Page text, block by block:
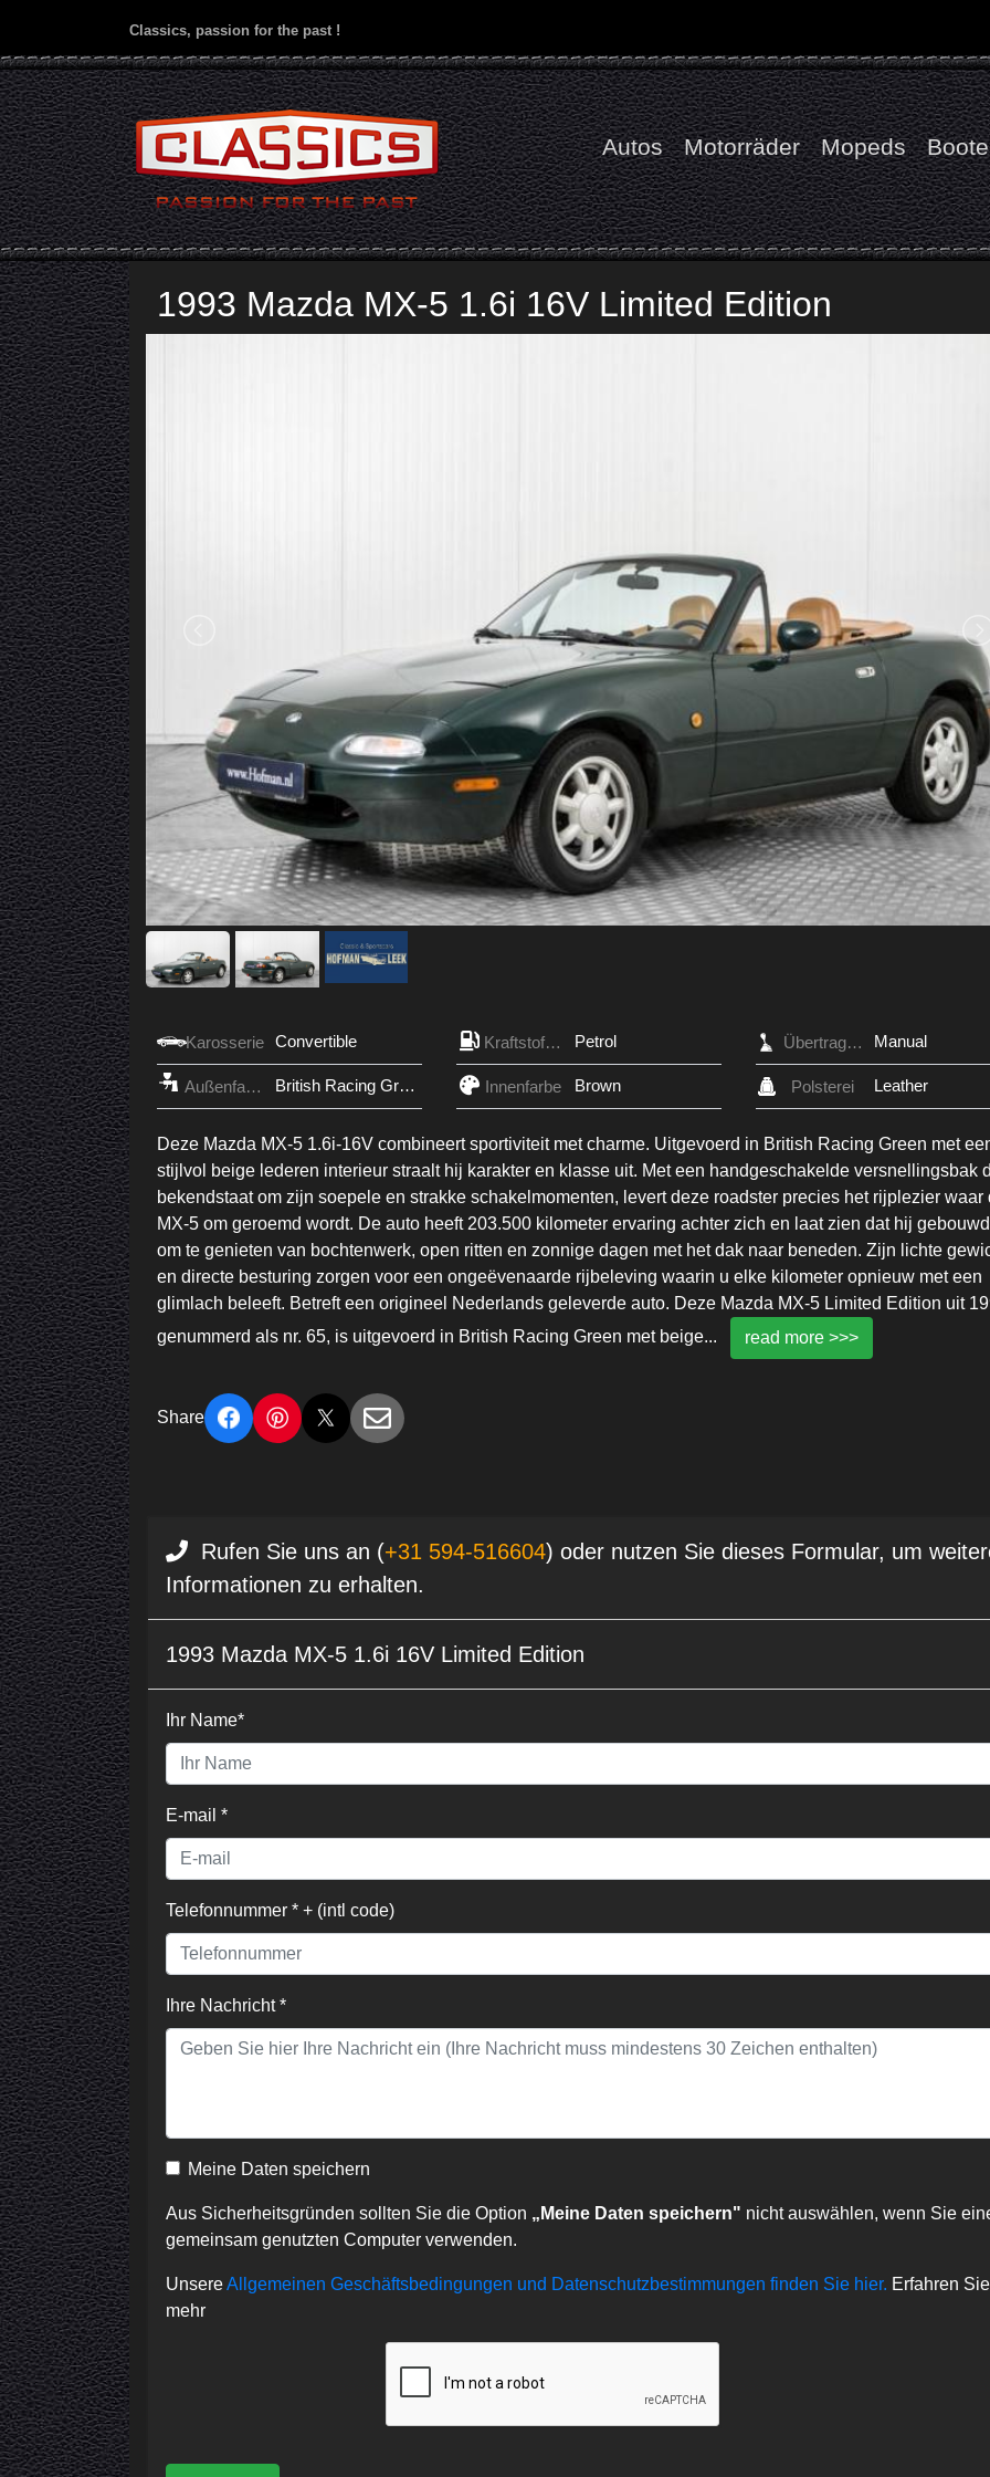
Classics, passion for the past !
Autos Motorräder Mopeds Boote
1993 Mazda MX-5 1.6i 16V Limited Edition
Karosserie Convertible Kraftstofftyp Petrol Übertragung Manual
Außenfarbe British Racing Green Innenfarbe Brown Polsterei Leather
Deze Mazda MX-5 1.6i-16V combineert sportiviteit met charme. Uitgevoerd in British Racing Green met
stijlvol beige lederen interieur straalt hij karakter en klasse uit. Met een handgeschakelde versnellingsbak
bekendstaat om zijn soepele en strakke schakelmomenten, levert deze roadster precies het rijplezier waar
MX-5 om geroemd wordt. De auto heeft 203.500 kilometer ervaring achter zich en laat zien dat hij
om te genieten van bochtenwerk, open ritten en zonnige dagen met het dak naar beneden. Zijn lichte
en directe besturing zorgen voor een ongeëvenaarde rijbeleving waarin u elke kilometer opnieuw met een
glimlach beleeft. Betreft een origineel Nederlands geleverde auto. Deze Mazda MX-5 Limited Edition uit
genummerd als nr. 65, is uitgevoerd in British Racing Green met beige... read more >>>
Share
Rufen Sie uns an (+31 594-516604) oder nutzen Sie dieses Formular, um
Informationen zu erhalten.
1993 Mazda MX-5 1.6i 16V Limited Edition
Ihr Name*
E-mail *
Telefonnummer * + (intl code)
Ihre Nachricht *
Meine Daten speichern
Aus Sicherheitsgründen sollten Sie die Option „Meine Daten speichern" nicht auswählen, wenn Sie
gemeinsam genutzten Computer verwenden.
UnsereAllgemeinen Geschäftsbedingungen und Datenschutzbestimmungen finden Sie hier. Erfahren Sie
mehr